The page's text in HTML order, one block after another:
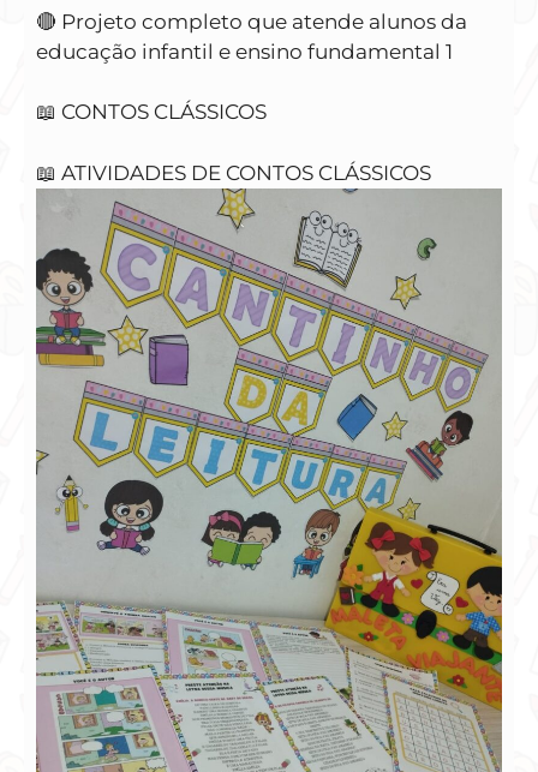
🔴 Projeto completo que atende alunos da
educação infantil e ensino fundamental 1
📖 CONTOS CLÁSSICOS
📖 ATIVIDADES DE CONTOS CLÁSSICOS